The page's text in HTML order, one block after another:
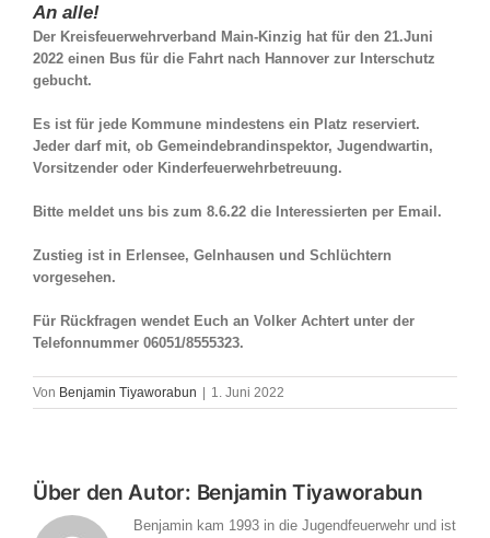
An alle!
Der Kreisfeuerwehrverband Main-Kinzig hat für den 21.Juni
2022 einen Bus für die Fahrt nach Hannover zur Interschutz
gebucht.
Es ist für jede Kommune mindestens ein Platz reserviert.
Jeder darf mit, ob Gemeindebrandinspektor, Jugendwartin,
Vorsitzender oder Kinderfeuerwehrbetreuung.
Bitte meldet uns bis zum 8.6.22 die Interessierten per Email.
Zustieg ist in Erlensee, Gelnhausen und Schlüchtern
vorgesehen.
Für Rückfragen wendet Euch an Volker Achtert unter der
Telefonnummer 06051/8555323.
Von Benjamin Tiyaworabun 1. Juni 2022
Über den Autor: Benjamin Tiyaworabun
Benjamin kam 1993 in die Jugendfeuerwehr und ist